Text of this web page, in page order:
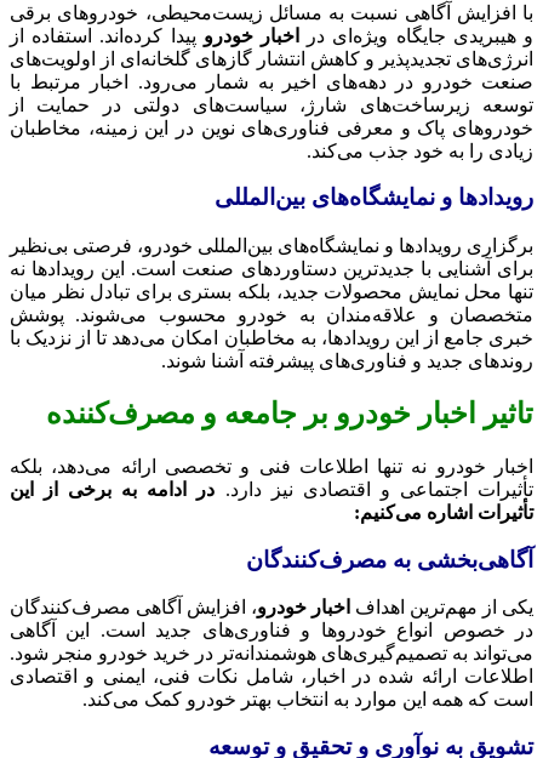
با افزایش آگاهی نسبت به مسائل زیست‌محیطی، خودروهای برقی
و هیبریدی جایگاه ویژه‌ای در
اخبار خودرو پیدا کرده‌اند. استفاده از
انرژی‌های تجدیدپذیر و کاهش انتشار گازهای گلخانه‌ای از اولویت‌های
صنعت خودرو در دهه‌های اخیر به شمار می‌رود. اخبار مرتبط با
توسعه زیرساخت‌های شارژ، سیاست‌های دولتی در حمایت از
خودروهای پاک و معرفی فناوری‌های نوین در این زمینه، مخاطبان
زیادی را به خود جذب می‌کند.
رویدادها و نمایشگاه‌های بین‌المللی
برگزاری رویدادها و نمایشگاه‌های بین‌المللی خودرو، فرصتی بی‌نظیر
برای آشنایی با جدیدترین دستاوردهای صنعت است. این رویدادها نه
تنها محل نمایش محصولات جدید، بلکه بستری برای تبادل نظر میان
متخصصان و علاقه‌مندان به خودرو محسوب می‌شوند. پوشش
خبری جامع از این رویدادها، به مخاطبان امکان می‌دهد تا از نزدیک با
روندهای جدید و فناوری‌های پیشرفته آشنا شوند.
تاثیر اخبار خودرو بر جامعه و مصرف‌کننده
اخبار خودرو نه تنها اطلاعات فنی و تخصصی ارائه می‌دهد، بلکه
تأثیرات اجتماعی و اقتصادی نیز دارد. در ادامه به برخی از این
تأثیرات اشاره می‌کنیم:
آگاهی‌بخشی به مصرف‌کنندگان
یکی از مهم‌ترین اهداف اخبار خودرو، افزایش آگاهی مصرف‌کنندگان
در خصوص انواع خودروها و فناوری‌های جدید است. این آگاهی
می‌تواند به تصمیم‌گیری‌های هوشمندانه‌تر در خرید خودرو منجر شود.
اطلاعات ارائه شده در اخبار، شامل نکات فنی، ایمنی و اقتصادی
است که همه این موارد به انتخاب بهتر خودرو کمک می‌کند.
تشویق به نوآوری و تحقیق و توسعه